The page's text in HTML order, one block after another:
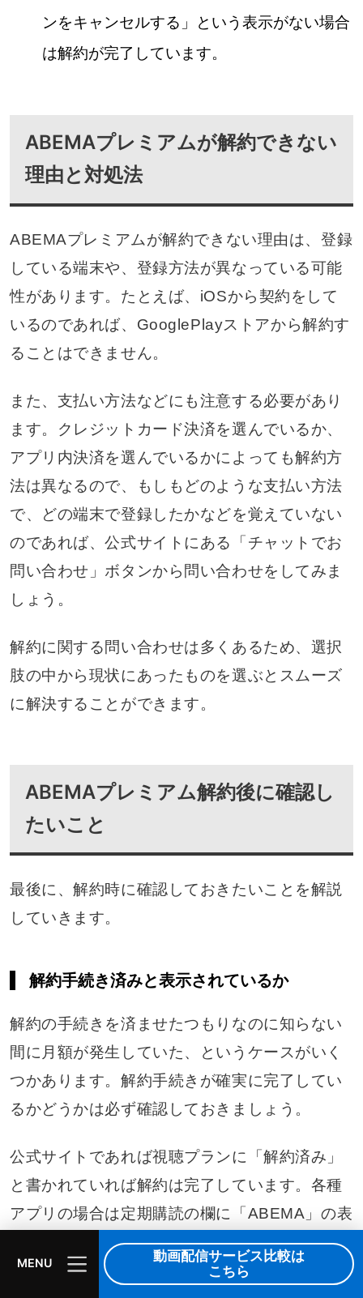
MENU
動画配信サービス比較は
こちら
ンをキャンセルする」という表示がない場合
は解約が完了しています。
ABEMAプレミアムが解約できない
理由と対処法
ABEMAプレミアムが解約できない理由は、登録
している端末や、登録方法が異なっている可能
性があります。たとえば、iOSから契約をして
いるのであれば、GooglePlayストアから解約す
ることはできません。
また、支払い方法などにも注意する必要があり
ます。クレジットカード決済を選んでいるか、
アプリ内決済を選んでいるかによっても解約方
法は異なるので、もしもどのような支払い方法
で、どの端末で登録したかなどを覚えていない
のであれば、公式サイトにある「チャットでお
問い合わせ」ボタンから問い合わせをしてみま
しょう。
解約に関する問い合わせは多くあるため、選択
肢の中から現状にあったものを選ぶとスムーズ
に解決することができます。
ABEMAプレミアム解約後に確認し
たいこと
最後に、解約時に確認しておきたいことを解説
していきます。
解約手続き済みと表示されているか
解約の手続きを済ませたつもりなのに知らない
間に月額が発生していた、というケースがいく
つかあります。解約手続きが確実に完了してい
るかどうかは必ず確認しておきましょう。
公式サイトであれば視聴プランに「解約済み」
と書かれていれば解約は完了しています。各種
アプリの場合は定期購読の欄に「ABEMA」の表
記がないかチェックしましょう。
Amazonサイトからは「定期購読」の項目で